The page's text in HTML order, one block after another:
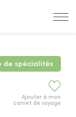
de spécialités
Ajouter à mon
carnet de voyage